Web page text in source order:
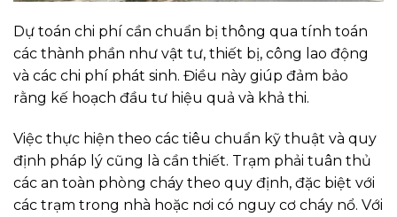
Dự toán chi phí cần chuẩn bị thông qua tính toán
các thành phần như vật tư, thiết bị, công lao động
và các chi phí phát sinh. Điều này giúp đảm bảo
rằng kế hoạch đầu tư hiệu quả và khả thi.
Việc thực hiện theo các tiêu chuẩn kỹ thuật và quy
định pháp lý cũng là cần thiết. Trạm phải tuân thủ
các an toàn phòng cháy theo quy định, đặc biệt với
các trạm trong nhà hoặc nơi có nguy cơ cháy nổ. Với